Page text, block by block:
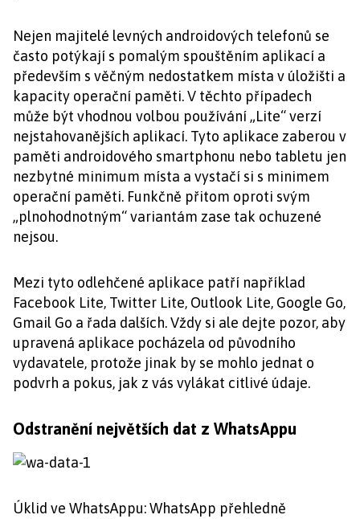
Nejen majitelé levných androidových telefonů se
často potýkají s pomalým spouštěním aplikací a
především s věčným nedostatkem místa v úložišti a
kapacity operační paměti. V těchto případech
může být vhodnou volbou používání „Lite“ verzí
nejstahovanějších aplikací. Tyto aplikace zaberou v
paměti androidového smartphonu nebo tabletu jen
nezbytné minimum místa a vystačí si s minimem
operační paměti. Funkčně přitom oproti svým
„plnohodnotným“ variantám zase tak ochuzené
nejsou.
Mezi tyto odlehčené aplikace patří například
Facebook Lite, Twitter Lite, Outlook Lite, Google Go,
Gmail Go a řada dalších. Vždy si ale dejte pozor, aby
upravená aplikace pocházela od původního
vydavatele, protože jinak by se mohlo jednat o
podvrh a pokus, jak z vás vylákat citlivé údaje.
Odstranění největších dat z WhatsAppu
Úklid ve WhatsAppu: WhatsApp přehledně